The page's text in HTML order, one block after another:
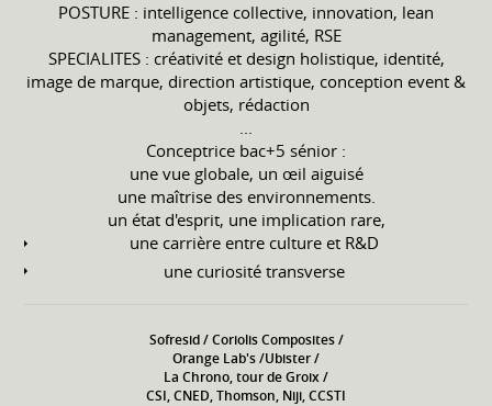
POSTURE : intelligence collective, innovation, lean
management, agilité, RSE
SPECIALITES : créativité et design holistique, identité,
image de marque, direction artistique, conception event &
objets, rédaction
...
Conceptrice bac+5 sénior :
une vue globale, un œil aiguisé
une maîtrise des environnements.
un état d'esprit, une implication rare,
une carrière entre culture et R&D
une curiosité transverse
Sofresid / Coriolis Composites /
Orange Lab's /Ubister /
La Chrono, tour de Groix /
CSI, CNED, Thomson, Niji, CCSTI